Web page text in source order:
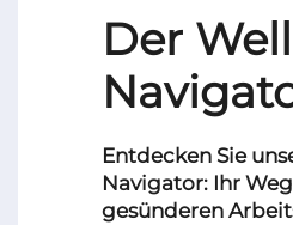
Der
Entdecken Sie
Navigator: Ihr
gesünderen